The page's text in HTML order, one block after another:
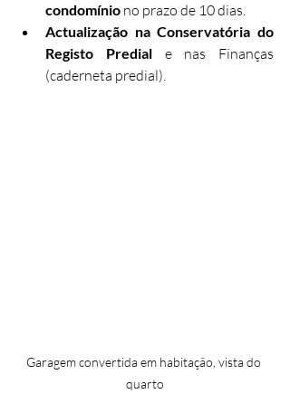
condomínio no prazo de 10 dias.
Actualização na Conservatória do
Registo Predial e nas Finanças
(caderneta predial).
Garagem convertida em habitação, vista do
quarto